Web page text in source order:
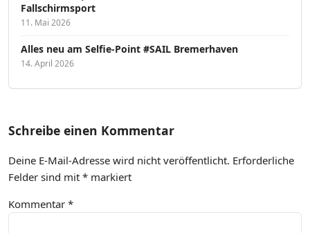
Fallschirmsport
11. Mai 2026
Alles neu am Selfie-Point #SAIL Bremerhaven
14. April 2026
Schreibe einen Kommentar
Deine E-Mail-Adresse wird nicht veröffentlicht. Erforderliche
Felder sind mit * markiert
Kommentar *